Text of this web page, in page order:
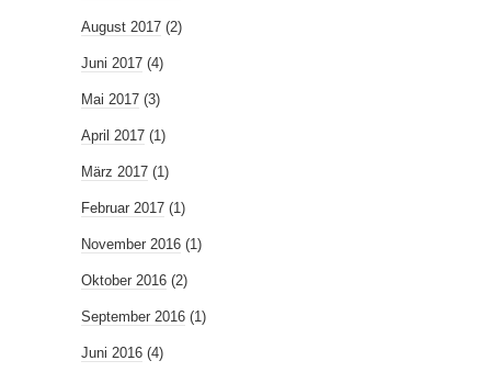
August 2017 (2)
Juni 2017 (4)
Mai 2017 (3)
April 2017 (1)
März 2017 (1)
Februar 2017 (1)
November 2016 (1)
Oktober 2016 (2)
September 2016 (1)
Juni 2016 (4)